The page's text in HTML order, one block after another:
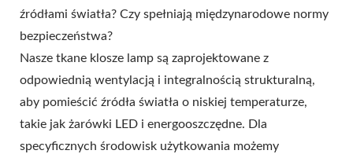
źródłami światła? Czy spełniają międzynarodowe normy
bezpieczeństwa?
Nasze tkane klosze lamp są zaprojektowane z
odpowiednią wentylacją i integralnością strukturalną,
aby pomieścić źródła światła o niskiej temperaturze,
takie jak żarówki LED i energooszczędne. Dla
specyficznych środowisk użytkowania możemy